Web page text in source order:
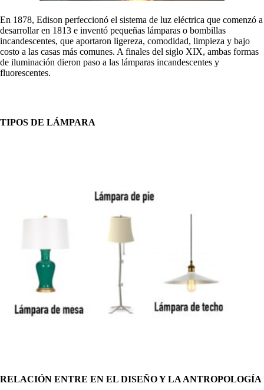
En 1878, Edison perfeccionó el sistema de luz eléctrica que comenzó a
desarrollar en 1813 e inventó pequeñas lámparas o bombillas
incandescentes, que aportaron ligereza, comodidad, limpieza y bajo
costo a las casas más comunes. A finales del siglo XIX, ambas formas
de iluminación dieron paso a las lámparas incandescentes y
fluorescentes.
TIPOS DE LÁMPARA
RELACIÓN ENTRE EN EL DISEÑO Y LA ANTROPOLOGÍA